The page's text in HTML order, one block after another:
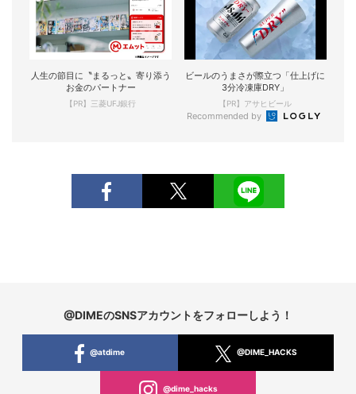
人生の節目に〝まるっと〟寄り添う
お金のパートナー
【PR】三菱UFJ銀行
ビールのうまさが際立つ「仕上げに
3分冷凍庫DRY」
【PR】アサヒビール
Recommended by
@DIMEのSNSアカウントをフォローしよう！
@atdime @DIME_HACKS
@dime_hacks